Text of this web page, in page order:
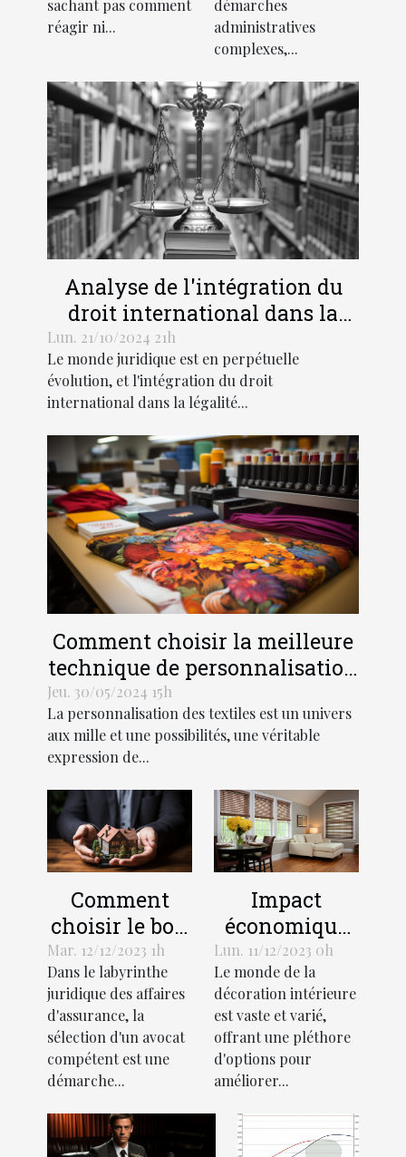
sachant pas comment
réagir ni...
démarches
administratives
complexes,...
Analyse de l'intégration du
droit international dans la
légalité pénale moderne
Lun. 21/10/2024 21h
Le monde juridique est en perpétuelle
évolution, et l'intégration du droit
international dans la légalité...
Comment choisir la meilleure
technique de personnalisation
pour vos textiles
Jeu. 30/05/2024 15h
La personnalisation des textiles est un univers
aux mille et une possibilités, une véritable
expression de...
Comment
choisir le bon
avocat pour
votre affaire
d'assurance
Mar. 12/12/2023 1h
Dans le labyrinthe
juridique des affaires
d'assurance, la
sélection d'un avocat
compétent est une
démarche...
Impact
économique
de l'industrie
des stores
décoratifs
Lun. 11/12/2023 0h
Le monde de la
décoration intérieure
est vaste et varié,
offrant une pléthore
d'options pour
améliorer...